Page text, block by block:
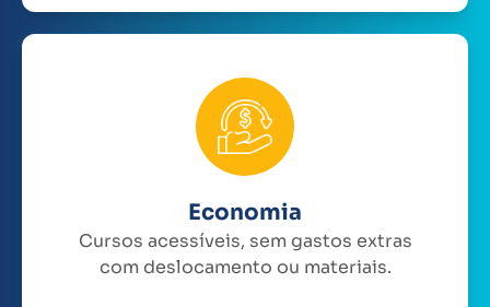
Economia
Cursos acessíveis, sem gastos extras
com deslocamento ou materiais.